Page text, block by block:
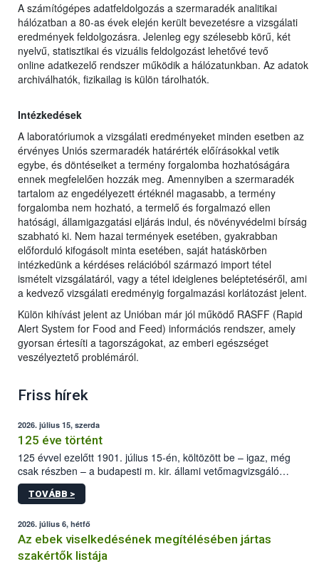
A számítógépes adatfeldolgozás a szermaradék analitikai
hálózatban a 80-as évek elején került bevezetésre a vizsgálati
eredmények feldolgozásra. Jelenleg egy szélesebb körű, két
nyelvű, statisztikai és vizuális feldolgozást lehetővé tevő
online adatkezelő rendszer működik a hálózatunkban. Az adatok
archiválhatók, fizikailag is külön tárolhatók.
Intézkedések
A laboratóriumok a vizsgálati eredményeket minden esetben az
érvényes Uniós szermaradék határérték előírásokkal vetik
egybe, és döntéseiket a termény forgalomba hozhatóságára
ennek megfelelően hozzák meg. Amennyiben a szermaradék
tartalom az engedélyezett értéknél magasabb, a termény
forgalomba nem hozható, a termelő és forgalmazó ellen
hatósági, államigazgatási eljárás indul, és növényvédelmi bírság
szabható ki. Nem hazai termények esetében, gyakrabban
előforduló kifogásolt minta esetében, saját hatáskörben
intézkedünk a kérdéses relációból származó import tétel
ismételt vizsgálatáról, vagy a tétel ideiglenes beléptetéséről, ami
a kedvező vizsgálati eredményig forgalmazási korlátozást jelent.
Külön kihívást jelent az Unióban már jól működő RASFF (Rapid
Alert System for Food and Feed) információs rendszer, amely
gyorsan értesíti a tagországokat, az emberi egészséget
veszélyeztető problémáról.
Friss hírek
2026. július 15, szerda
125 éve történt
125 évvel ezelőtt 1901. július 15-én, költözött be – igaz, még
csak részben – a budapesti m. kir. állami vetőmagvizsgáló
állomás a Kis Rókus utca 15. szám alatti, Czigler Győző által
tervezett új épületébe.
TOVÁBB >
2026. július 6, hétfő
Az ebek viselkedésének megítélésében jártas
szakértők listája